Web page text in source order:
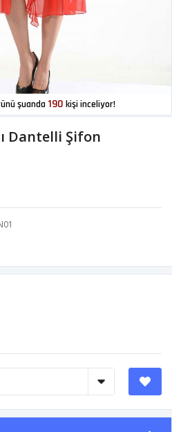
şuanda 190 kişi inceliyor!
Dantelli Şifon